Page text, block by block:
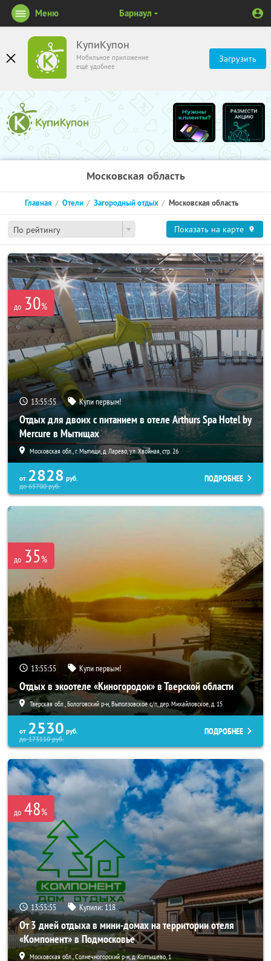
КупиКупон
Мобильное приложение
ещё удобнее
Загрузить
Меню Барнаул
Московская область
По рейтингу
Главная Отели Загородный отдых Московская область
Показать на карте
до 30%
13:55:54 Купи первым!
Отдых для двоих с питанием в отеле Arthurs Spa Hotel by
Mercure в Мытищах
Московская обл., г. Мытищи, д. Ларево, ул. Хвойная, стр. 26
от 2828 руб.
до65700руб.
ПОДРОБНЕЕ
до 35%
13:55:54 Купи первым!
Отдых в экоотеле «Киногородок» в Тверской области
Тверская обл., Бологовский р-н, Выползовское с/п, дер. Михайловское, д. 15
от 2530 руб.
до173110руб.
ПОДРОБНЕЕ
до 48%
13:55:54 Купили: 118
От 3 дней отдыха в мини-домах на территории отеля
«Компонент» в Подмосковье
Московская обл., Солнечногорский р-н, д. Колтышево, 1